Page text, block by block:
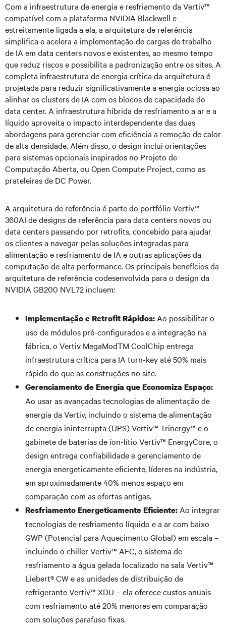
Com a infraestrutura de energia e resfriamento da Vertiv™
compatível com a plataforma NVIDIA Blackwell e
estreitamente ligada a ela, a arquitetura de referência
simplifica e acelera a implementação de cargas de trabalho
de IA em data centers novos e existentes, ao mesmo tempo
que reduz riscos e possibilita a padronização entre os sites. A
completa infraestrutura de energia crítica da arquitetura é
projetada para reduzir significativamente a energia ociosa ao
alinhar os clusters de IA com os blocos de capacidade do
data center. A infraestrutura híbrida de resfriamento a ar e a
líquido aproveita o impacto interdependente das duas
abordagens para gerenciar com eficiência a remoção de calor
de alta densidade. Além disso, o design inclui orientações
para sistemas opcionais inspirados no Projeto de
Computação Aberta, ou Open Compute Project, como as
prateleiras de DC Power.
A arquitetura de referência é parte do portfólio Vertiv™
360AI de designs de referência para data centers novos ou
data centers passando por retrofits, concebido para ajudar
os clientes a navegar pelas soluções integradas para
alimentação e resfriamento de IA e outras aplicações da
computação de alta performance. Os principais benefícios da
arquitetura de referência codesenvolvida para o design da
NVIDIA GB200 NVL72 incluem:
Implementação e Retrofit Rápidos: Ao possibilitar o
uso de módulos pré-configurados e a integração na
fábrica, o Vertiv MegaModTM CoolChip entrega
infraestrutura crítica para IA turn-key até 50% mais
rápido do que as construções no site.
Gerenciamento de Energia que Economiza Espaço:
Ao usar as avançadas tecnologias de alimentação de
energia da Vertiv, incluindo o sistema de alimentação
de energia ininterrupta (UPS) Vertiv™ Trinergy™ e o
gabinete de baterias de íon-lítio Vertiv™ EnergyCore, o
design entrega confiabilidade e gerenciamento de
energia energeticamente eficiente, líderes na indústria,
em aproximadamente 40% menos espaço em
comparação com as ofertas antigas.
Resfriamento Energeticamente Eficiente: Ao integrar
tecnologias de resfriamento líquido e a ar com baixo
GWP (Potencial para Aquecimento Global) em escala –
incluindo o chiller Vertiv™ AFC, o sistema de
resfriamento a água gelada localizado na sala Vertiv™
Liebert® CW e as unidades de distribuição de
refrigerante Vertiv™ XDU – ela oferece custos anuais
com resfriamento até 20% menores em comparação
com soluções parafuso fixas.